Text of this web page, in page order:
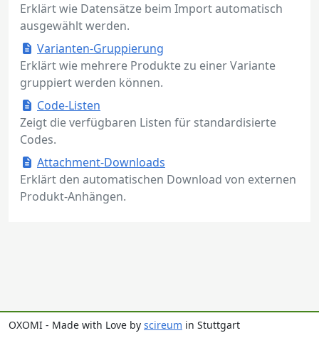
Erklärt wie Datensätze beim Import automatisch
ausgewählt werden.
Varianten-Gruppierung
Erklärt wie mehrere Produkte zu einer Variante
gruppiert werden können.
Code-Listen
Zeigt die verfügbaren Listen für standardisierte
Codes.
Attachment-Downloads
Erklärt den automatischen Download von externen
Produkt-Anhängen.
OXOMI - Made with Love by scireum in Stuttgart